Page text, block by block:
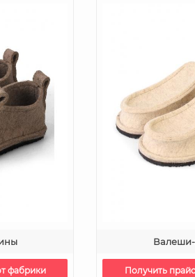
фабрики Получить